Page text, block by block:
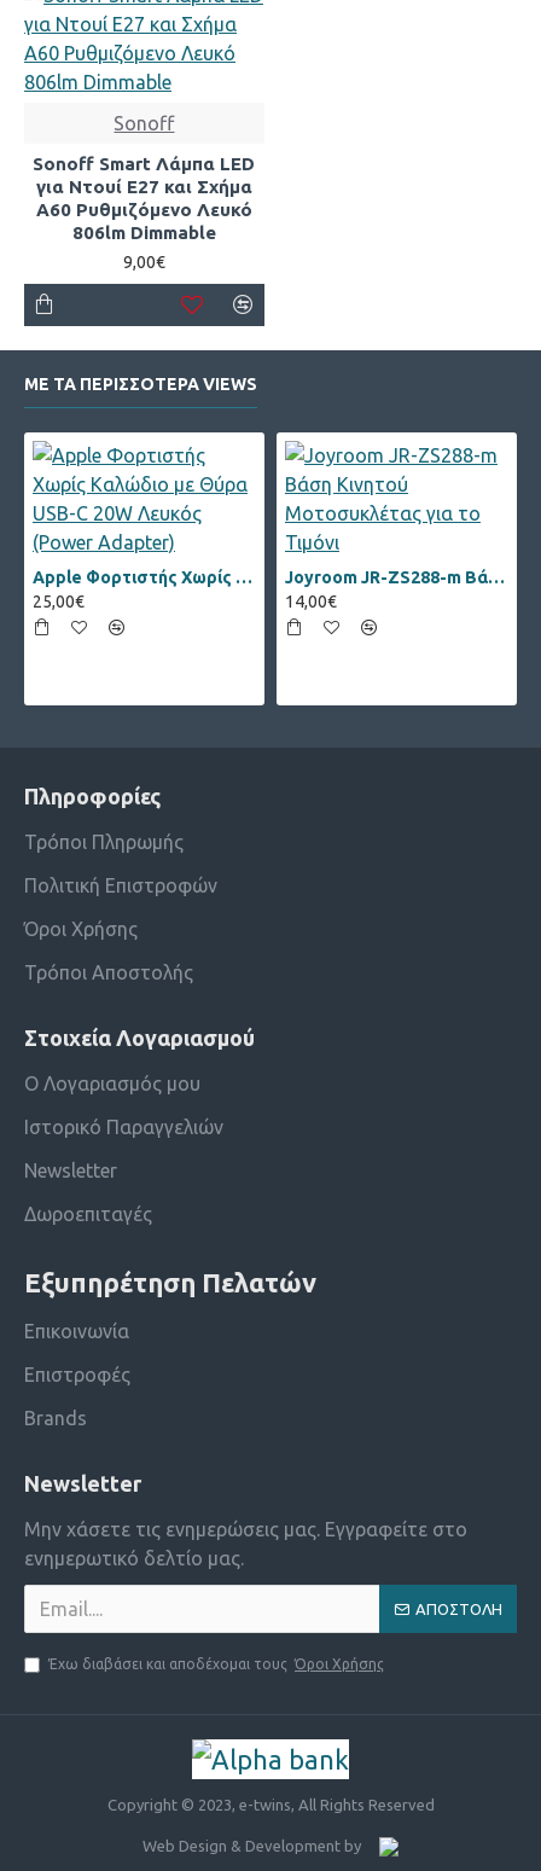
Sonoff
Sonoff Smart Λάμπα LED
για Ντουί E27 και Σχήμα
A60 Ρυθμιζόμενο Λευκό
806lm Dimmable
9,00€
ΜΕ ΤΑ ΠΕΡΙΣΣΟΤΕΡΑ VIEWS
Apple Φορτιστής Χωρίς Καλώδιο με Θύρα USB-C 20W Λευκός (Power Adapter)
25,00€
Joyroom JR-ZS288-m Βάση Κινητού Μοτοσυκλέτας για το Τιμόνι
14,00€
Πληροφορίες
Τρόποι Πληρωμής
Πολιτική Επιστροφών
Όροι Χρήσης
Τρόποι Αποστολής
Στοιχεία Λογαριασμού
Ο Λογαριασμός μου
Ιστορικό Παραγγελιών
Newsletter
Δωροεπιταγές
Εξυπηρέτηση Πελατών
Επικοινωνία
Επιστροφές
Brands
Newsletter
Μην χάσετε τις ενημερώσεις μας. Εγγραφείτε στο
ενημερωτικό δελτίο μας.
ΑΠΟΣΤΟΛΗ
Έχω διαβάσει και αποδέχομαι τους Όροι Χρήσης
Copyright © 2023, e-twins, All Rights Reserved
Web Design & Development by